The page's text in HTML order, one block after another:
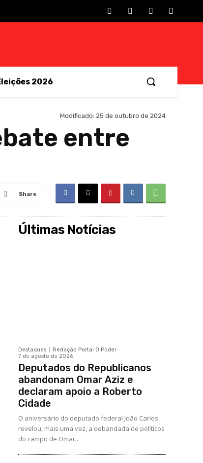
2026
Modificado: 25 de outubro de 2024
entre
Share
Últimas Notícias
Destaques Redação Portal O Poder -
7 de agosto de 2026
Deputados do Republicanos
abandonam Omar Aziz e
declaram apoio a Roberto
Cidade
O aniversário do deputado federal João Carlos
revelou, mais uma vez, a debandada de políticos
do campo de Omar...